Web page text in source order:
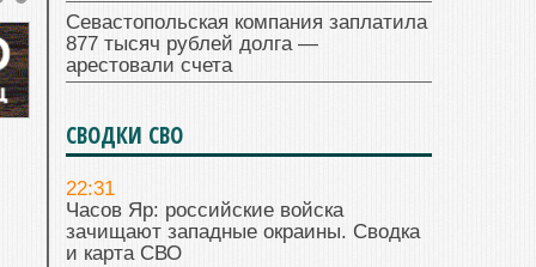
Севастопольская компания заплатила
877 тысяч рублей долга —
арестовали счета
СВОДКИ СВО
22:31
Часов Яр: российские войска
зачищают западные окраины. Сводка
и карта СВО